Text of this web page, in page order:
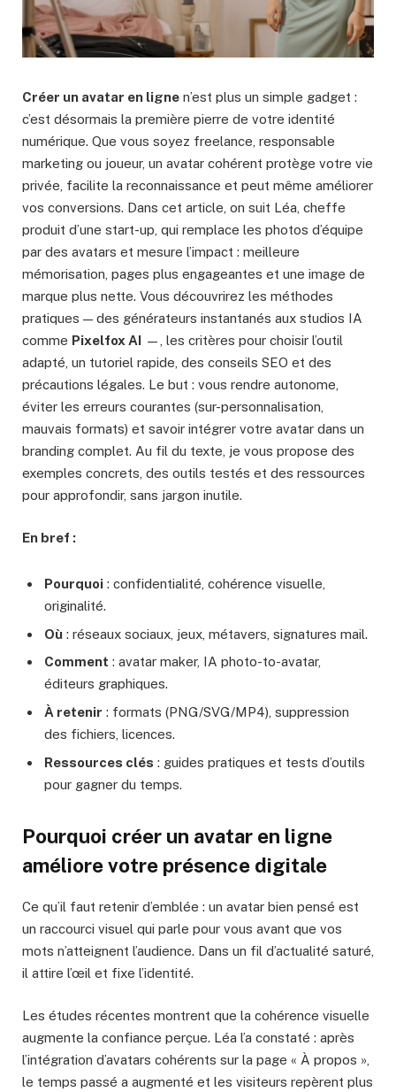
Créer un avatar en ligne n’est plus un simple gadget :
c’est désormais la première pierre de votre identité
numérique. Que vous soyez freelance, responsable
marketing ou joueur, un avatar cohérent protège votre vie
privée, facilite la reconnaissance et peut même améliorer
vos conversions. Dans cet article, on suit Léa, cheffe
produit d’une start-up, qui remplace les photos d’équipe
par des avatars et mesure l’impact : meilleure
mémorisation, pages plus engageantes et une image de
marque plus nette. Vous découvrirez les méthodes
pratiques — des générateurs instantanés aux studios IA
comme Pixelfox AI —, les critères pour choisir l’outil
adapté, un tutoriel rapide, des conseils SEO et des
précautions légales. Le but : vous rendre autonome,
éviter les erreurs courantes (sur-personnalisation,
mauvais formats) et savoir intégrer votre avatar dans un
branding complet. Au fil du texte, je vous propose des
exemples concrets, des outils testés et des ressources
pour approfondir, sans jargon inutile.
En bref :
Pourquoi : confidentialité, cohérence visuelle,
originalité.
Où : réseaux sociaux, jeux, métavers, signatures mail.
Comment : avatar maker, IA photo-to-avatar,
éditeurs graphiques.
À retenir : formats (PNG/SVG/MP4), suppression
des fichiers, licences.
Ressources clés : guides pratiques et tests d’outils
pour gagner du temps.
Pourquoi créer un avatar en ligne
améliore votre présence digitale
Ce qu’il faut retenir d’emblée : un avatar bien pensé est
un raccourci visuel qui parle pour vous avant que vos
mots n’atteignent l’audience. Dans un fil d’actualité saturé,
il attire l’œil et fixe l’identité.
Les études récentes montrent que la cohérence visuelle
augmente la confiance perçue. Léa l’a constaté : après
l’intégration d’avatars cohérents sur la page « À propos »,
le temps passé a augmenté et les visiteurs repèrent plus